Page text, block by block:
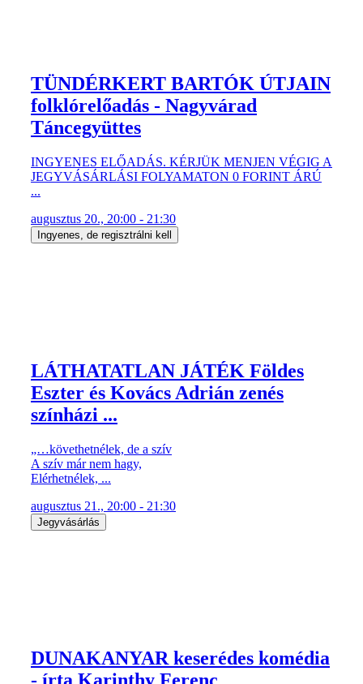
TÜNDÉRKERT BARTÓK ÚTJAIN
folklórelőadás - Nagyvárad
Táncegyüttes
INGYENES ELŐADÁS. KÉRJÜK MENJEN VÉGIG A
JEGYVÁSÁRLÁSI FOLYAMATON 0 FORINT ÁRÚ
...
augusztus 20., 20:00 - 21:30
Ingyenes, de regisztrálni kell
LÁTHATATLAN JÁTÉK Földes
Eszter és Kovács Adrián zenés
színházi ...
„…követhetnélek, de a szív
A szív már nem hagy,
Elérhetnélek, ...
augusztus 21., 20:00 - 21:30
Jegyvásárlás
DUNAKANYAR keserédes komédia